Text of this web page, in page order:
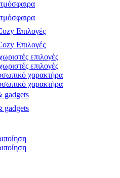
Επιλογές
Επιλογές
επιλογές
επιλογές
χαρακτήρα
χαρακτήρα
gadgets
gadgets